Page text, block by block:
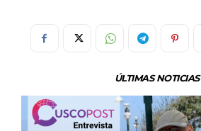
ÚLTIMAS NOTICIAS